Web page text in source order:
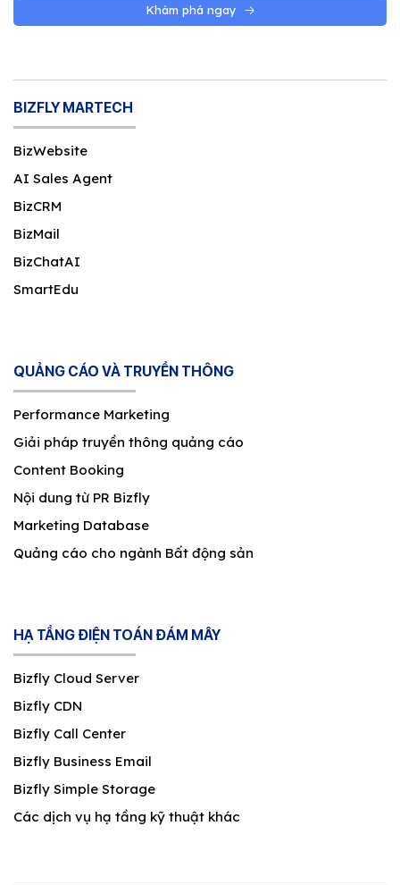
Khám phá ngay
BIZFLY MARTECH
BizWebsite
AI Sales Agent
BizCRM
BizMail
BizChatAI
SmartEdu
QUẢNG CÁO VÀ TRUYỀN THÔNG
Performance Marketing
Giải pháp truyền thông quảng cáo
Content Booking
Nội dung từ PR Bizfly
Marketing Database
Quảng cáo cho ngành Bất động sản
HẠ TẦNG ĐIỆN TOÁN ĐÁM MÂY
Bizfly Cloud Server
Bizfly CDN
Bizfly Call Center
Bizfly Business Email
Bizfly Simple Storage
Các dịch vụ hạ tầng kỹ thuật khác